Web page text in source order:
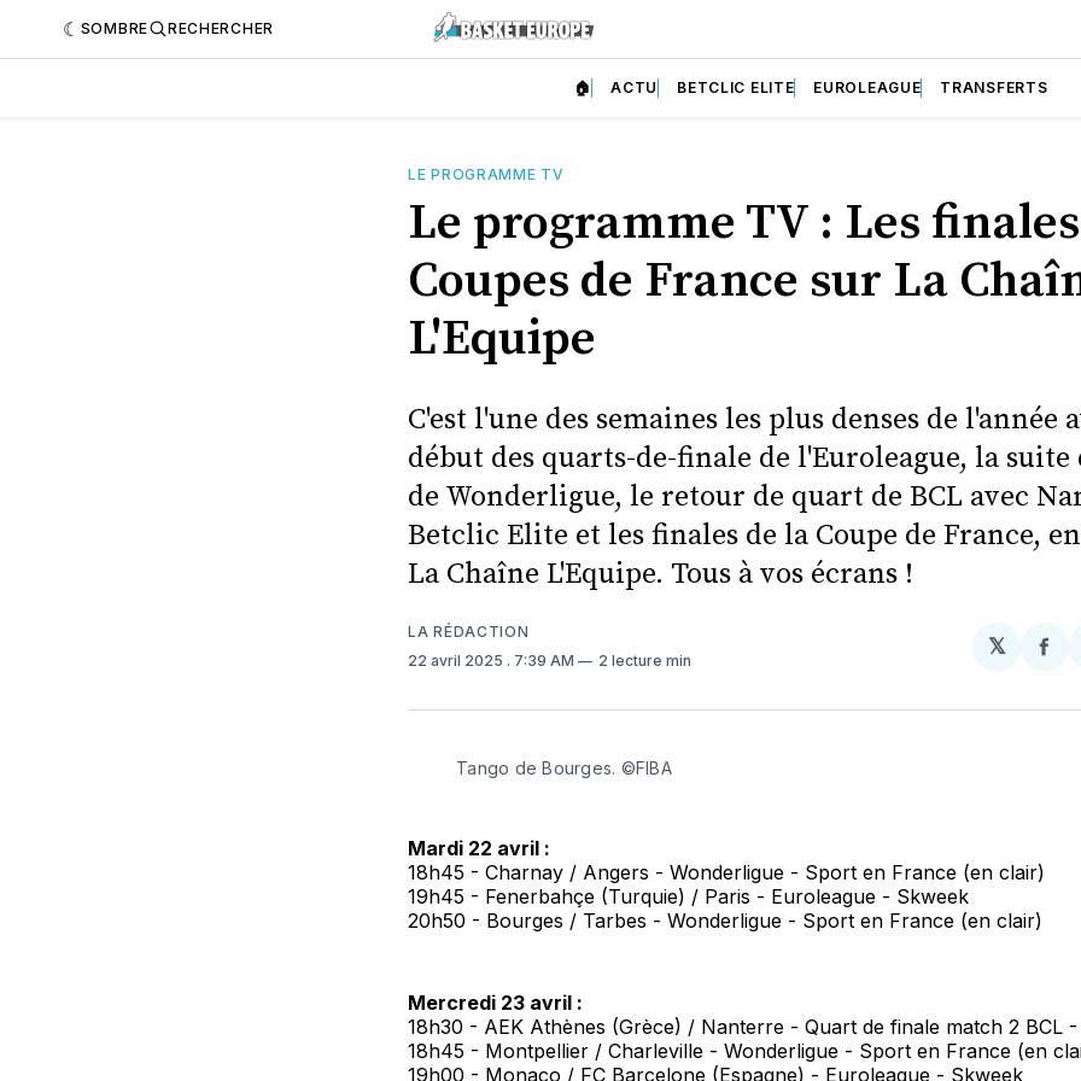
SOMBRE RECHERCHER
🏠 ACTU BETCLIC ELITE EUROLEAGUE TRANSFERTS
LE PROGRAMME TV
Le programme TV : Les
Coupes de France sur La
L'Equipe
C'est l'une des semaines les plus denses de l'année
début des quarts-de-finale de l'Euroleague, la suite
de Wonderligue, le retour de quart de BCL avec
Betclic Elite et les finales de la Coupe de France,
La Chaîne L'Equipe. Tous à vos écrans !
LA RÉDACTION
22 avril 2025 . 7:39 AM 2 lecture min
𝕏
Tango de Bourges. ©FIBA
Mardi 22 avril :
18h45 - Charnay / Angers - Wonderligue - Sport en France (en clair)
19h45 - Fenerbahçe (Turquie) / Paris - Euroleague - Skweek
20h50 - Bourges / Tarbes - Wonderligue - Sport en France (en clair)
Mercredi 23 avril :
18h30 - AEK Athènes (Grèce) / Nanterre - Quart de finale match 2 BCL -
18h45 - Montpellier / Charleville - Wonderligue - Sport en France (en
19h00 - Monaco / FC Barcelone (Espagne) - Euroleague - Skweek